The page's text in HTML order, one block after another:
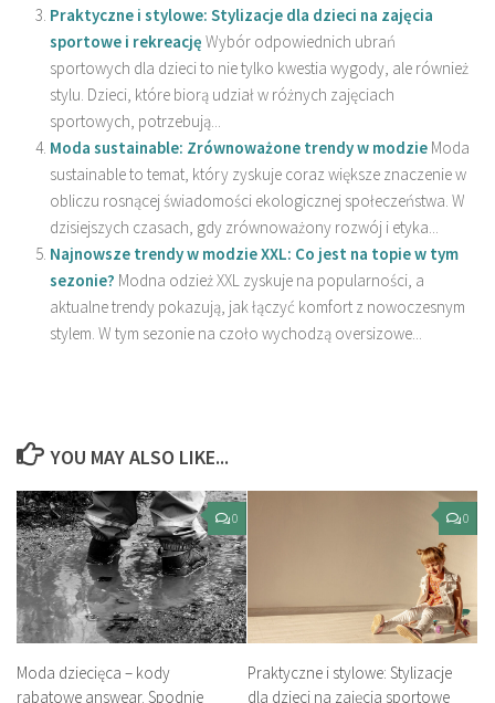
Praktyczne i stylowe: Stylizacje dla dzieci na zajęcia
sportowe i rekreację Wybór odpowiednich ubrań
sportowych dla dzieci to nie tylko kwestia wygody, ale również
stylu. Dzieci, które biorą udział w różnych zajęciach
sportowych, potrzebują...
Moda sustainable: Zrównoważone trendy w modzie Moda
sustainable to temat, który zyskuje coraz większe znaczenie w
obliczu rosnącej świadomości ekologicznej społeczeństwa. W
dzisiejszych czasach, gdy zrównoważony rozwój i etyka...
Najnowsze trendy w modzie XXL: Co jest na topie w tym
sezonie? Modna odzież XXL zyskuje na popularności, a
aktualne trendy pokazują, jak łączyć komfort z nowoczesnym
stylem. W tym sezonie na czoło wychodzą oversizowe...
YOU MAY ALSO LIKE...
0
Moda dziecięca – kody
rabatowe answear. Spodnie
0
Praktyczne i stylowe: Stylizacje
dla dzieci na zajęcia sportowe